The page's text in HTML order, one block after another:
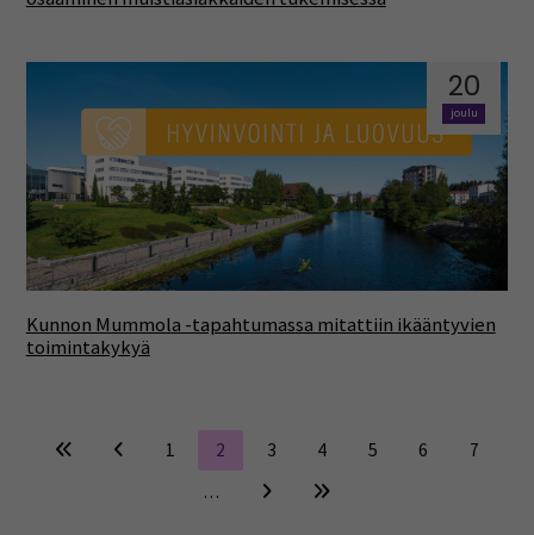
20
joulu
Kunnon Mummola -tapahtumassa mitattiin ikääntyvien
toimintakykyä
1 2 3 4 5 6
7
…